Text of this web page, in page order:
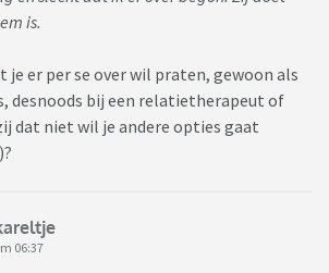
is.
je er per se over wil praten, gewoon als
desnoods bij een relatietherapeut of
dat niet wil je andere opties gaat
06:37